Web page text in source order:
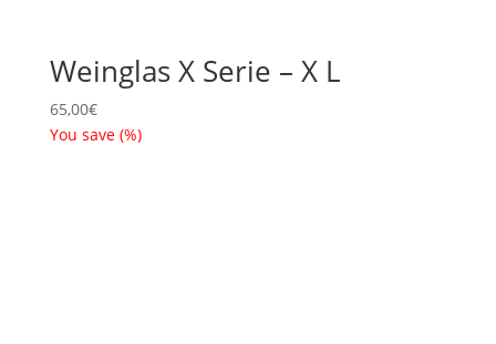
Weinglas X Serie – X L
65,00€
You save (%)